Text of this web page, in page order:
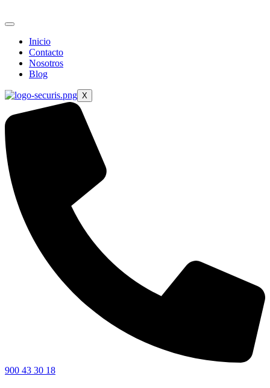
al
Inicio
Contacto
Nosotros
Blog
X
900 43 30 18